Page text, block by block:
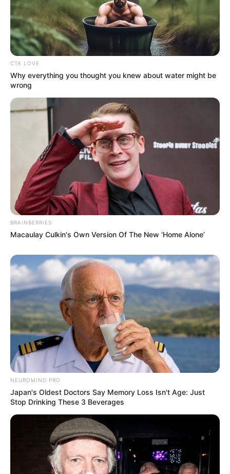
CTA LOVE
Why everything you thought you knew about water might be
wrong
BRAINBERRIES
Macaulay Culkin's Own Version Of The New ‘Home Alone’
NEUROMIND PRO
Japan's Oldest Doctors Say Memory Loss Isn't Age: Just
Stop Drinking These 3 Beverages